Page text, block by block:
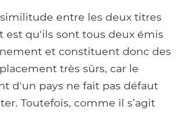
entre les deux titres
est qu'ils sont tous deux émis
et constituent donc des
très sûrs, car le
d'un pays ne fait pas défaut
Toutefois, comme il s’agit